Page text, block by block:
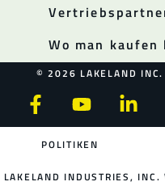
Wo man kaufen
© 2026 LAKELAND INC.
POLITIKEN
LAKELAND INDUSTRIES,